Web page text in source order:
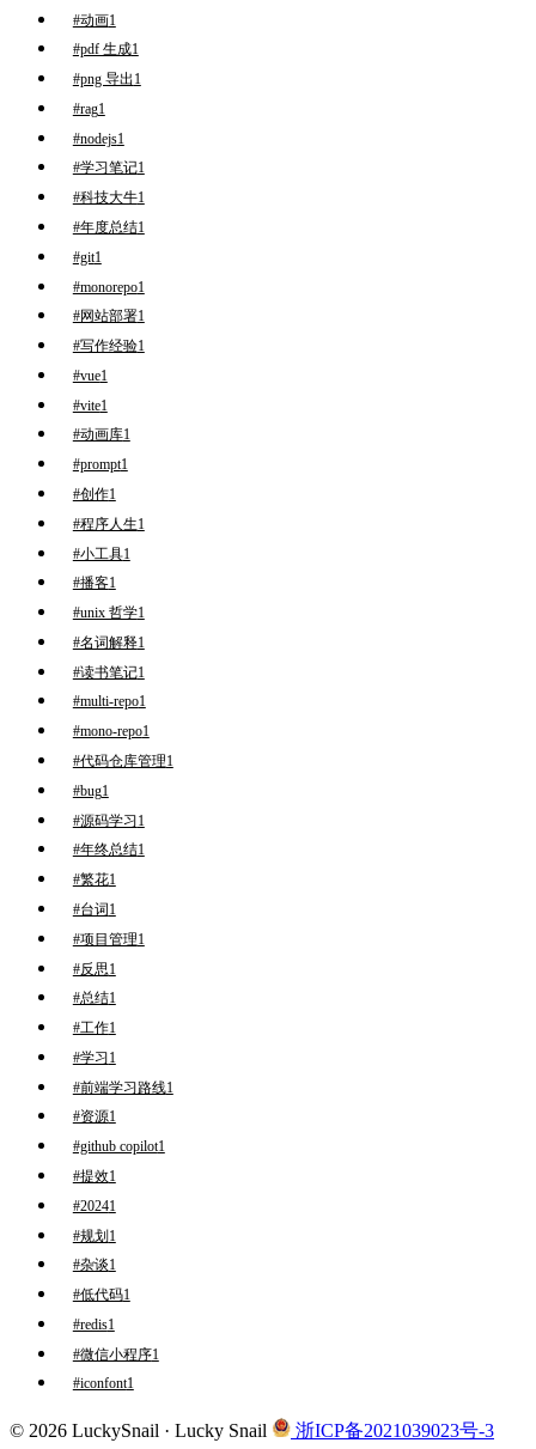
#动画1
#pdf 生成1
#png 导出1
#rag1
#nodejs1
#学习笔记1
#科技大牛1
#年度总结1
#git1
#monorepo1
#网站部署1
#写作经验1
#vue1
#vite1
#动画库1
#prompt1
#创作1
#程序人生1
#小工具1
#播客1
#unix 哲学1
#名词解释1
#读书笔记1
#multi-repo1
#mono-repo1
#代码仓库管理1
#bug1
#源码学习1
#年终总结1
#繁花1
#台词 1
#项目管理1
#反思1
#总结1
#工作1
#学习1
#前端学习路线1
#资源1
#github copilot1
#提效1
#20241
#规划1
#杂谈1
#低代码1
#redis1
#微信小程序1
#iconfont1
© 2026 LuckySnail · Lucky Snail 浙ICP备2021039023号-3